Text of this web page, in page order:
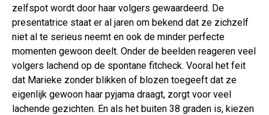
zelfspot wordt door haar volgers gewaardeerd. De
presentatrice staat er al jaren om bekend dat ze zichzelf
niet al te serieus neemt en ook de minder perfecte
momenten gewoon deelt. Onder de beelden reageren veel
volgers lachend op de spontane fitcheck. Vooral het feit
dat Marieke zonder blikken of blozen toegeeft dat ze
eigenlijk gewoon haar pyjama draagt, zorgt voor veel
lachende gezichten. En als het buiten 38 graden is, kiezen